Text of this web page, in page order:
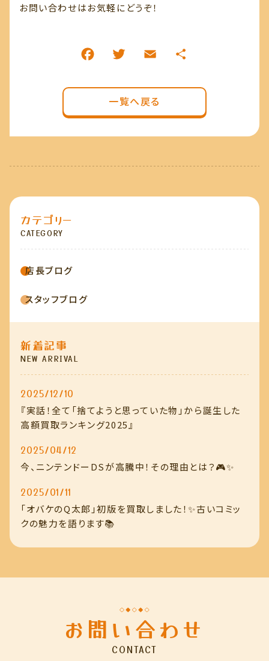
お問い合わせはお気軽にどうぞ！
一覧へ戻る
カテゴリー
CATEGORY
店長ブログ
スタッフブログ
新着記事
NEW ARRIVAL
2025/12/10
『実話！全て「捨てようと思っていた物」から誕生した
高額買取ランキング2025』
2025/04/12
今、ニンテンドーDSが高騰中！その理由とは？🎮✨
2025/01/11
「オバケのQ太郎」初版を買取しました！✨古いコミッ
クの魅力を語ります📚
お問い合わせ
CONTACT